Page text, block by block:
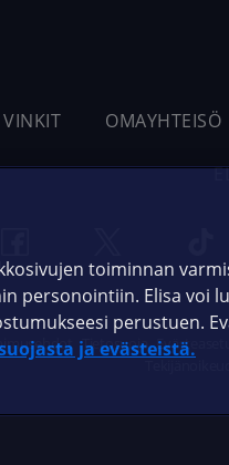
VINKIT OMAYHTEISÖ
Tietosuoja
toiminnan
personointiin. Elisa voi
perustuen.
ja evästeistä.